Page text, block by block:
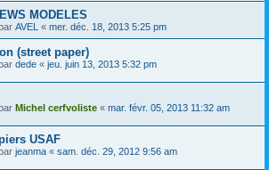
MODELES
AVEL « mer. déc. 18, 2013 5:25 pm
(street paper)
dede « jeu. juin 13, 2013 5:32 pm
Michel cerfvoliste « mar. févr. 05, 2013 11:32 am
USAF
jeanma « sam. déc. 29, 2012 9:56 am